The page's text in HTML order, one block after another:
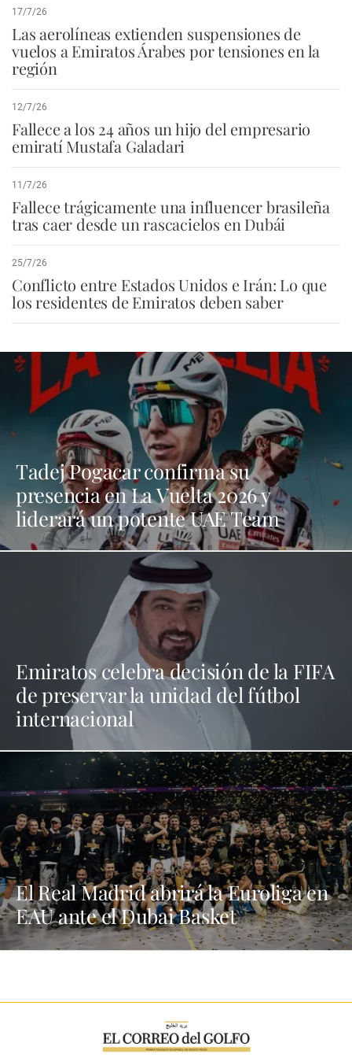
17/7/26
Las aerolíneas extienden suspensiones de
vuelos a Emiratos Árabes por tensiones en la
región
12/7/26
Fallece a los 24 años un hijo del empresario
emiratí Mustafa Galadari
11/7/26
Fallece trágicamente una influencer brasileña
tras caer desde un rascacielos en Dubái
25/7/26
Conflicto entre Estados Unidos e Irán: Lo que
los residentes de Emiratos deben saber
Tadej Pogacar confirma su
presencia en La Vuelta 2026 y
liderará un potente UAE Team
Emiratos celebra decisión de la FIFA
de preservar la unidad del fútbol
internacional
El Real Madrid abrirá la Euroliga en
EAU ante el Dubai Basket